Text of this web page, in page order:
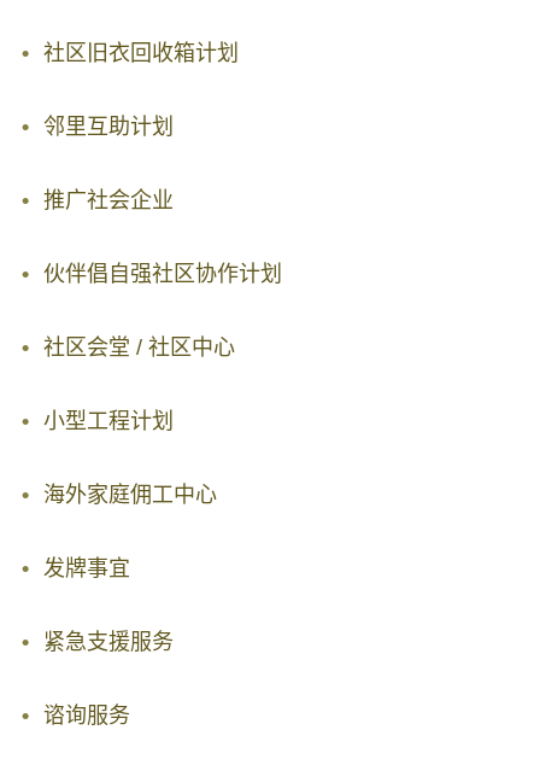
社区旧衣回收箱计划
邻里互助计划
推广社会企业
伙伴倡自强社区协作计划
社区会堂 / 社区中心
小型工程计划
海外家庭佣工中心
发牌事宜
紧急支援服务
谘询服务